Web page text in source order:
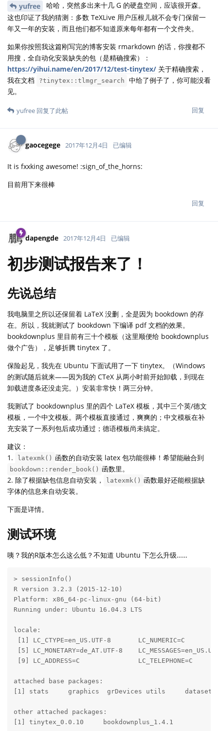
yufree
哈哈，突然多出来十几 G 的硬盘空间，应该很开森。
这也印证了我的猜测：多数 TeXLive 用户压根儿就不会专门保留一
年又一年的安装，而且他们都不知道原来每年都有一个文件夹。
如果你按照我这篇刚写完的博客安装 rmarkdown 的话，你搜都不
用搜，全自动化安装缺失的包（是精确搜索）：
https://yihui.name/en/2017/12/test-tinytex/ 关于精确搜索，
我在文档
?tinytex::tlmgr_search
中给了例子了，你可能没看
见。
回复
yufree 回复了此帖
gaocegege 2017年12月4日 已编辑
It is fxxking awesome! :sign_of_the_horns:
目前用下来很棒
回复
dapengde 2017年12月4日 已编辑
初步测试报告来了！
先说总结
我电脑里之所以还保留着 LaTeX 没删，全是因为 bookdown 的存
在。所以，我就测试了 bookdown 下编译 pdf 文档的效果。
bookdownplus 里目前有三十个模板（这里顺便给 bookdownplus
做个广告），足够折腾 tinytex 了。
保险起见，我先在 Ubuntu 下面试用了一下 tinytex。（Windows
的测试随后就来——因为我的 CTeX 从两小时前开始卸载，到现在
卸载进度条还没走完。）安装非常快！两三分钟。
我测试了 bookdownplus 里的四个 LaTeX 模板，其中三个英/德文
模板，一个中文模板。两个模板直接通过，爽爽的；中文模板在补
充安装了一系列包后成功通过；德语模板尚未搞定。
建议：
1.
latexmk() 函数的自动安装 latex 包功能很棒！希望能融合到
bookdown::render_book() 函数里。
2. 除了根据缺包信息自动安装，
latexmk() 函数最好还能根据缺
字体的信息来自动安装。
下面是详情。
测试环境
咦？我的R版本怎么这么低？不知道 Ubuntu 下怎么升级……
> sessionInfo()
R version 3.2.3 (2015-12-10)
Platform: x86_64-pc-linux-gnu (64-bit)
Running under: Ubuntu 16.04.3 LTS
locale:
[1] LC_CTYPE=en_US.UTF-8       LC_NUMERIC=C
[5] LC_MONETARY=de_AT.UTF-8
[9] LC_ADDRESS=C               LC_TELEPHONE=C
attached base packages:
[1] stats     graphics  grDevices utils
other attached packages:
[1] tinytex_0.0.10     bookdownplus_1.4.1